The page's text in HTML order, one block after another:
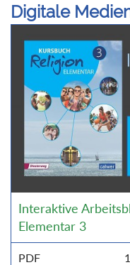
Digitale
Interaktive
Elementar 3
PDF